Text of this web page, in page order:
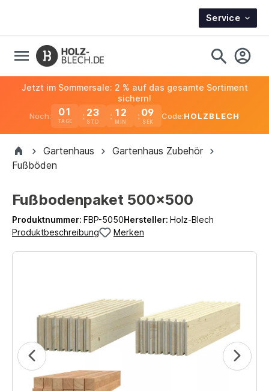
Service
Noch: 01
TAGE
23 12 09
Jetzt im Sommersale: 2 % auf das gesamte Sortiment
sichern!
Code:HOLZBLECH
Gartenhaus
Gartenhaus Zubehör
Fußböden
Fußbodenpaket 500x500
Produktnummer: FBP-5050Hersteller: Holz-Blech
Produktbeschreibung
Merken